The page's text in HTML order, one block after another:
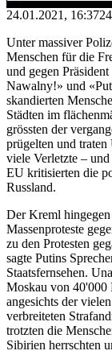
24.01.2021, 16:37
Unter massiver
Menschen für die
und gegen
Nawalny!» und
skandierten
Städten im
grössten der
prügelten und
viele Verletzte –
EU kritisierten die
Russland.
Der Kreml hingegen
Massenproteste
zu den Protesten
sagte Putins
Staatsfernsehen.
Moskau von 40'000
angesichts der
verbreiteten
trotzten die
Sibirien herrschten